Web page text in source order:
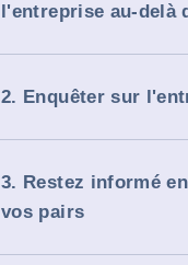
l'entreprise au-delà
2. Enquêter sur
3. Restez informé
vos pairs